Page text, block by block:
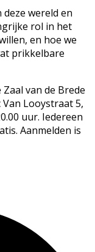
deze wereld en
rol in het
en hoe we
prikkelbare
van de Brede
Van Looystraat 5,
uur. Iedereen
Aanmelden is